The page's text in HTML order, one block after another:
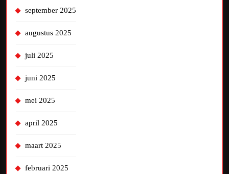
september 2025
augustus 2025
juli 2025
juni 2025
mei 2025
april 2025
maart 2025
februari 2025